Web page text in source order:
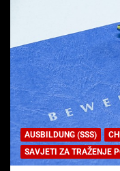
AUSBILDUNG (SSS)
SAVJETI ZA TRAŽENJE